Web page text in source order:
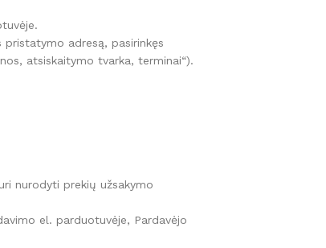
adresą, pasirinkęs
atsiskaitymo tvarka, terminai“).
nurodyti prekių užsakymo
el. parduotuvėje, Pardavėjo